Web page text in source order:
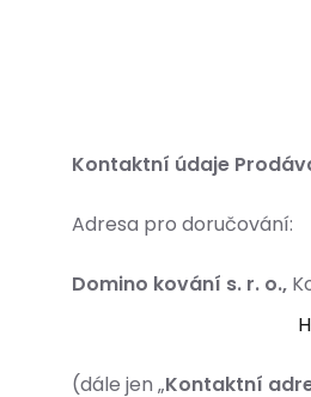
Kontaktní údaje
Adresa pro doručování:
Domino kování s. r. o.,
(dále jen „Kontaktní